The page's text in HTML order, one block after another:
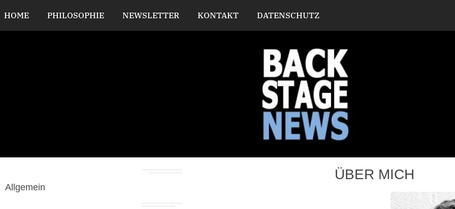
HOME PHILOSOPHIE NEWSLETTER KONTAKT DATENSCHUTZ
Allgemein
ÜBER MICH